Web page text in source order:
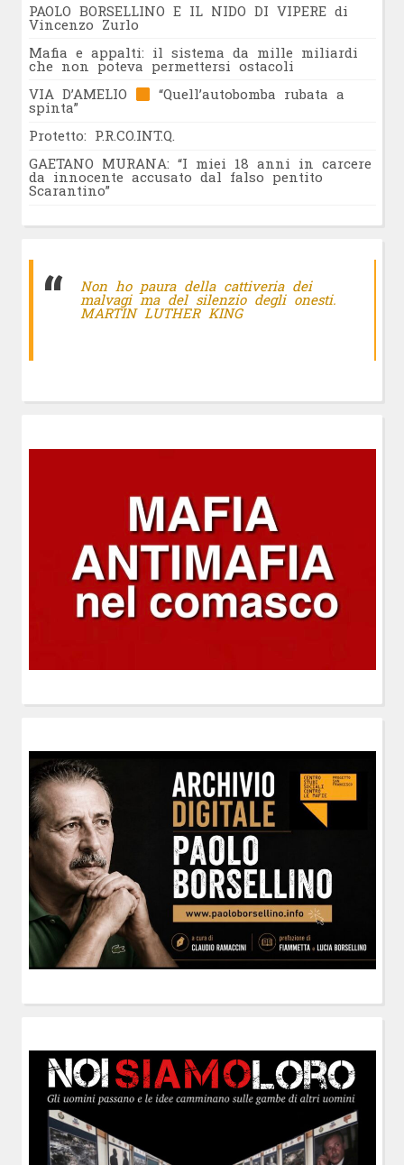
PAOLO BORSELLINO E IL NIDO DI VIPERE di
Vincenzo Zurlo
Mafia e appalti: il sistema da mille miliardi
che non poteva permettersi ostacoli
VIA D’AMELIO
“Quell’autobomba rubata a
spinta”
Protetto: P.R.CO.INT.Q.
GAETANO MURANA: “I miei 18 anni in carcere
da innocente accusato dal falso pentito
Scarantino”
Non ho paura della cattiveria dei
malvagi ma del silenzio degli onesti.
MARTIN LUTHER KING